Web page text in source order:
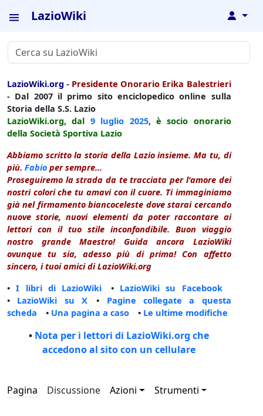
LazioWiki ↓
LazioWiki.org - Presidente Onorario Erika Balestrieri
- Dal 2007 il primo sito enciclopedico online sulla
Storia della S.S. Lazio
LazioWiki.org, dal 9 luglio 2025, è socio onorario
della Società Sportiva Lazio
Abbiamo scritto la storia della Lazio insieme. Ma tu, di
più. Fabio per sempre...
Proseguiremo la strada da te tracciata per l'amore dei
nostri colori che tu amavi con il cuore. Ti immaginiamo
già nel firmamento biancoceleste dove starai cercando
nuove storie, nuovi elementi da poter raccontare ai
lettori con il tuo stile inconfondibile. Buon viaggio
nostro grande Maestro! Guida ancora LazioWiki
ovunque tu sia, adesso più di prima! Con affetto
sincero, i tuoi amici di LazioWiki.org
•I libri di LazioWiki • LazioWiki su Facebook
• LazioWiki su X • Pagine collegate a questa
scheda • Una pagina a caso • Le ultime modifiche
• Nota per i lettori di LazioWiki.org che
accedono al sito con un cellulare
Pagina Discussione Azioni Strumenti